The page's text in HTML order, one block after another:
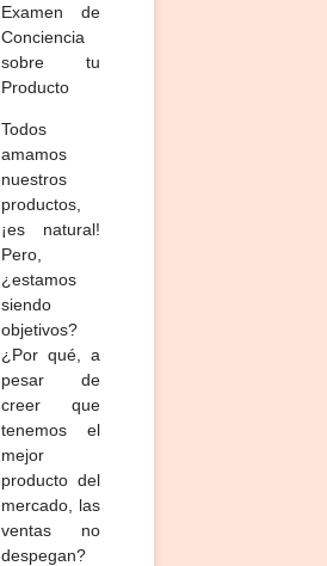
Examen de
Conciencia
sobre tu
Producto
Todos
amamos
nuestros
productos,
¡es natural!
Pero,
¿estamos
siendo
objetivos?
¿Por qué, a
pesar de
creer que
tenemos el
mejor
producto del
mercado, las
ventas no
despegan?